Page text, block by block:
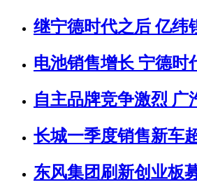
继宁德时代之后 亿纬
电池销售增长 宁德时
自主品牌竞争激烈 广
长城一季度销售新车
东风集团刷新创业板